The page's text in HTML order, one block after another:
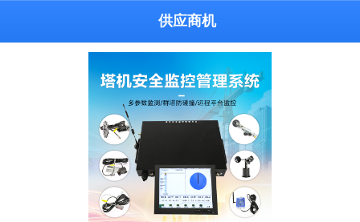
供应商机